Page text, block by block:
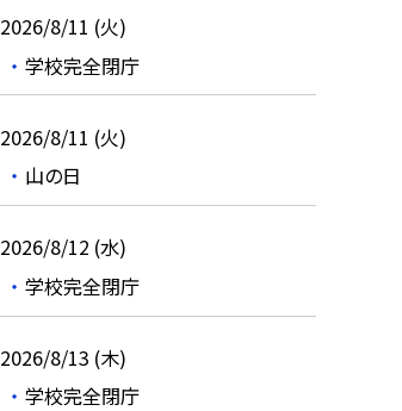
2026/8/11 (火)
学校完全閉庁
2026/8/11 (火)
山の日
2026/8/12 (水)
学校完全閉庁
2026/8/13 (木)
学校完全閉庁